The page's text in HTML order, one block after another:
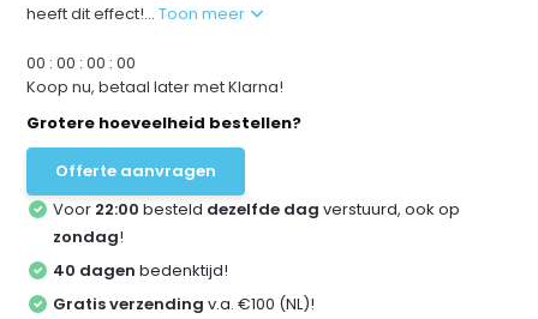
heeft dit effect!...Toon meer
00 :00 :00 :00
Koop nu, betaal later met Klarna!
Grotere hoeveelheid bestellen?
Offerte aanvragen
Voor 22:00 besteld dezelfde dag verstuurd, ook op
zondag!
40 dagen bedenktijd!
Gratis verzending v.a. €100 (NL)!